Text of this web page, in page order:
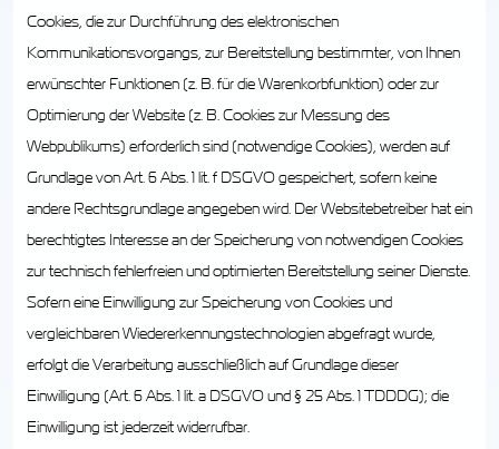
Cookies, die zur Durchführung des elektronischen
Kommunikationsvorgangs, zur Bereitstellung bestimmter, von Ihnen
erwünschter Funktionen (z. B. für die Warenkorbfunktion) oder zur
Optimierung der Website (z. B. Cookies zur Messung des
Webpublikums) erforderlich sind (notwendige Cookies), werden auf
Grundlage von Art. 6 Abs. 1 lit. f DSGVO gespeichert, sofern keine
andere Rechtsgrundlage angegeben wird. Der Websitebetreiber hat ein
berechtigtes Interesse an der Speicherung von notwendigen Cookies
zur technisch fehlerfreien und optimierten Bereitstellung seiner Dienste.
Sofern eine Einwilligung zur Speicherung von Cookies und
vergleichbaren Wiedererkennungstechnologien abgefragt wurde,
erfolgt die Verarbeitung ausschließlich auf Grundlage dieser
Einwilligung (Art. 6 Abs. 1 lit. a DSGVO und § 25 Abs. 1 TDDDG); die
Einwilligung ist jederzeit widerrufbar.